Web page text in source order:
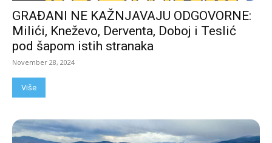
GRAĐANI NE KAŽNJAVAJU ODGOVORNE:
Milići, Kneževo, Derventa, Doboj i Teslić
pod šapom istih stranaka
November 28, 2024
Više